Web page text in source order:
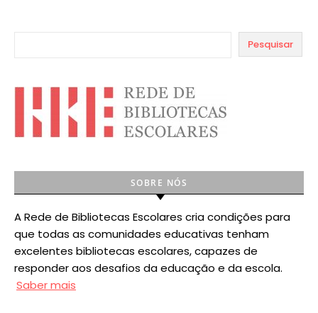
Pesquisar
SOBRE NÓS
A Rede de Bibliotecas Escolares cria condições para
que todas as comunidades educativas tenham
excelentes bibliotecas escolares, capazes de
responder aos desafios da educação e da escola.
Saber mais